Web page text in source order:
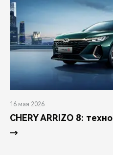
16 мая 2026
CHERY ARRIZO 8: